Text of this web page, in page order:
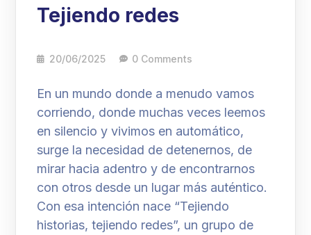
Tejiendo redes
20/06/2025 0 Comments
En un mundo donde a menudo vamos
corriendo, donde muchas veces leemos
en silencio y vivimos en automático,
surge la necesidad de detenernos, de
mirar hacia adentro y de encontrarnos
con otros desde un lugar más auténtico.
Con esa intención nace “Tejiendo
historias, tejiendo redes”, un grupo de